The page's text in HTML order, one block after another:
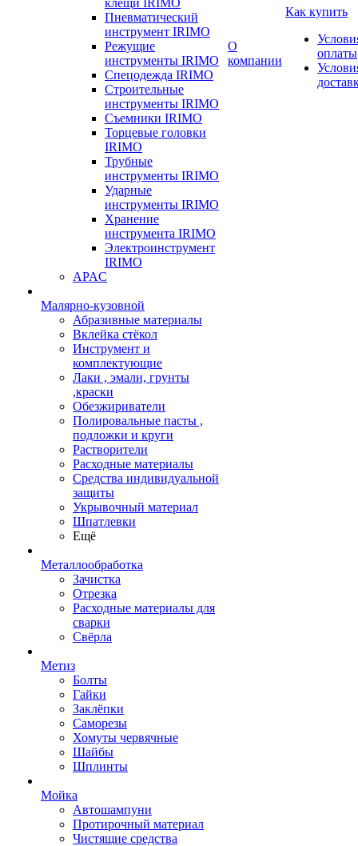
клещи IRIMO
Пневматический
инструмент IRIMO
Режущие
инструменты IRIMO
Спецодежда IRIMO
Строительные
инструменты IRIMO
Съемники IRIMO
Торцевые головки
IRIMO
Трубные
инструменты IRIMO
Ударные
инструменты IRIMO
Хранение
инструмента IRIMO
Электроинструмент
IRIMO
APAC
Малярно-кузовной
Абразивные материалы
Вклейка стёкол
Инструмент и
комплектующие
Лаки , эмали, грунты
,краски
Обезжириватели
Полировальные пасты ,
подложки и круги
Растворители
Расходные материалы
Средства индивидуальной
защиты
Укрывочный материал
Шпатлевки
Ещё
Металлообработка
Зачистка
Отрезка
Расходные материалы для
сварки
Свёрла
Метиз
Болты
Гайки
Заклёпки
Саморезы
Хомуты червячные
Шайбы
Шплинты
Мойка
Автошампуни
Протирочный материал
Чистящие средства
О
компании
Как купить
оплаты